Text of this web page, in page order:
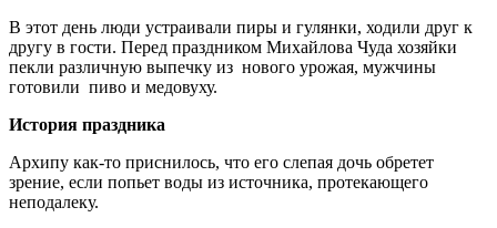
В этот день люди устраивали пиры и гулянки, ходили друг к
другу в гости. Перед праздником Михайлова Чуда хозяйки
пекли различную выпечку из нового урожая, мужчины
готовили пиво и медовуху.
История праздника
Архипу как-то приснилось, что его слепая дочь обретет
зрение, если попьет воды из источника, протекающего
неподалеку.